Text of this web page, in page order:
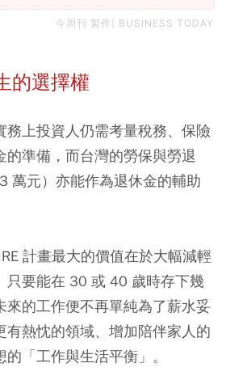
今周刊 製作| BUSINESS TODAY
的選擇權
務上投資人仍需考量稅務、保險
的準備，而台灣的勞保與勞退
萬元）亦能作為退休金的輔助
計畫最大的價值在於大幅減輕
只要能在 30 或 40 歲時存下幾
來的工作便不再單純為了薪水妥
有熱忱的領域、增加陪伴家人的
「工作與生活平衡」。